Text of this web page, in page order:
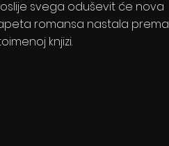
svega oduševit će nova
romansa nastala prema
knjizi.